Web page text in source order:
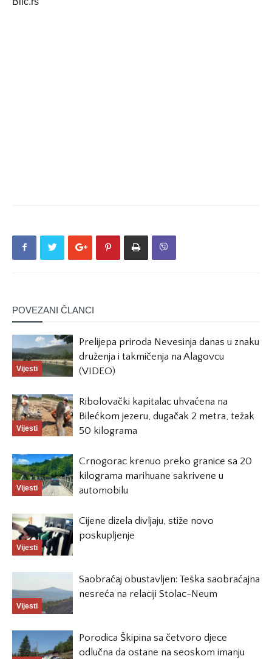
POVEZANI ČLANCI
Vijesti
Prelijepa priroda Nevesinja danas u znaku
druženja i takmičenja na Alagovcu
(VIDEO)
Vijesti
Ribolovački kapitalac uhvaćena na
Bilećkom jezeru, dugačak 2 metra, težak
50 kilograma
Vijesti
Crnogorac krenuo preko granice sa 20
kilograma marihuane sakrivene u
automobilu
Vijesti
Cijene dizela divljaju, stiže novo
poskupljenje
Vijesti
Saobraćaj obustavljen: Teška saobraćajna
nesreća na relaciji Stolac-Neum
Porodica Škipina sa četvoro djece
odlučna da ostane na seoskom imanju